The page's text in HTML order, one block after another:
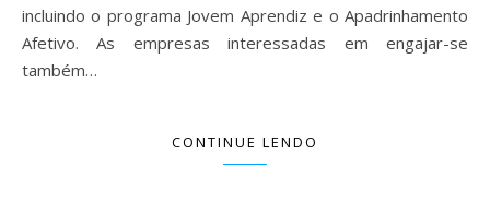
incluindo o programa Jovem Aprendiz e o Apadrinhamento
Afetivo. As empresas interessadas em engajar-se
também…
CONTINUE LENDO